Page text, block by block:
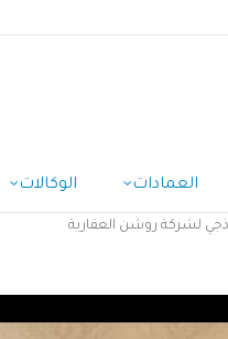
العمادات الوكالات
لشركة روشن العقارية